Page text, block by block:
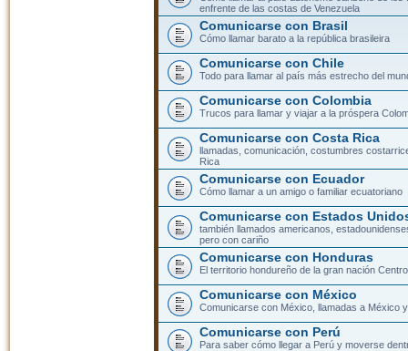
enfrente de las costas de Venezuela
Comunicarse con Brasil
Cómo llamar barato a la república brasileira
Comunicarse con Chile
Todo para llamar al país más estrecho del
Comunicarse con Colombia
Trucos para llamar y viajar a la próspera
Comunicarse con Costa Rica
llamadas, comunicación, costumbres
Rica
Comunicarse con Ecuador
Cómo llamar a un amigo o familiar ecuatoriano
Comunicarse con Estados
también llamados americanos,
pero con cariño
Comunicarse con Honduras
El territorio hondureño de la gran nación
Comunicarse con México
Comunicarse con México, llamadas a México
Comunicarse con Perú
Para saber cómo llegar a Perú y moverse